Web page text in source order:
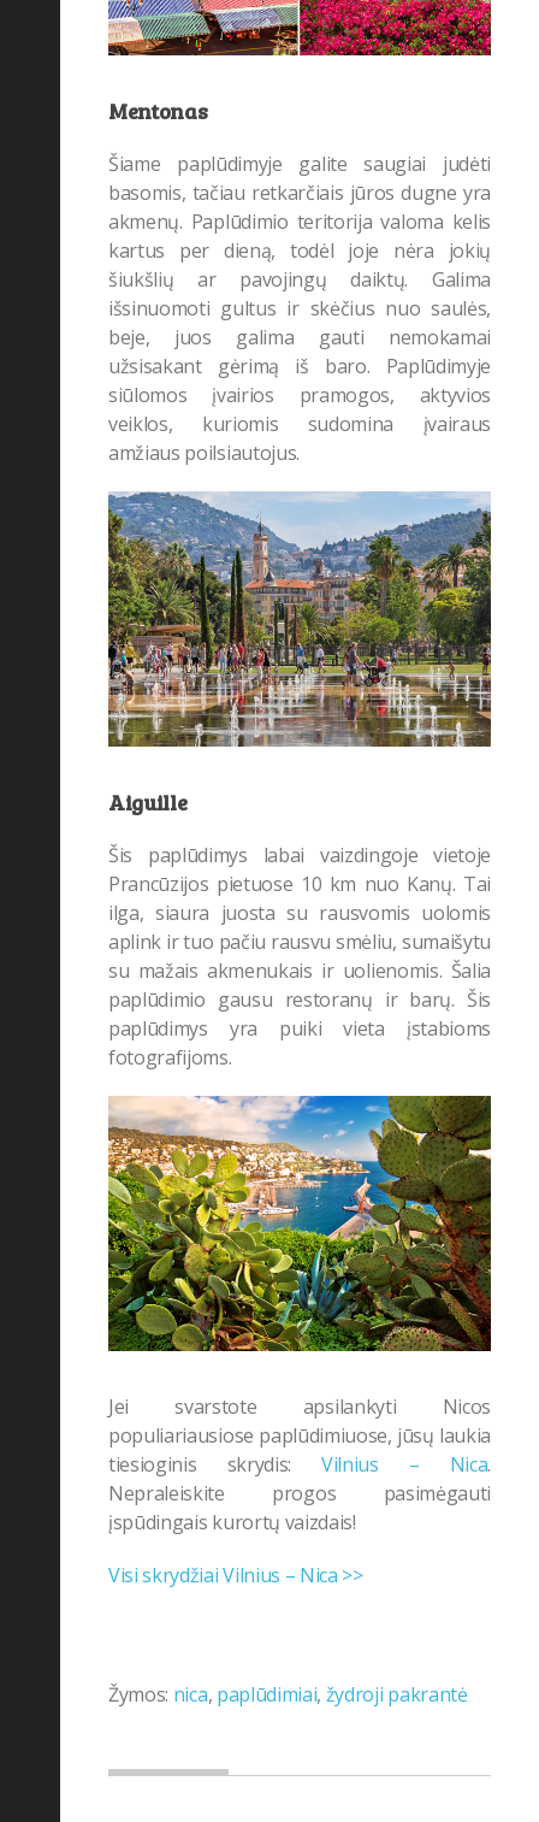
Mentonas
Šiame paplūdimyje galite saugiai judėti
basomis, tačiau retkarčiais jūros dugne yra
akmenų. Paplūdimio teritorija valoma kelis
kartus per dieną, todėl joje nėra jokių
šiukšlių ar pavojingų daiktų. Galima
išsinuomoti gultus ir skėčius nuo saulės,
beje, juos galima gauti nemokamai
užsisakant gėrimą iš baro. Paplūdimyje
siūlomos įvairios pramogos, aktyvios
veiklos, kuriomis sudomina įvairaus
amžiaus poilsiautojus.
Aiguille
Šis paplūdimys labai vaizdingoje vietoje
Prancūzijos pietuose 10 km nuo Kanų. Tai
ilga, siaura juosta su rausvomis uolomis
aplink ir tuo pačiu rausvu smėliu, sumaišytu
su mažais akmenukais ir uolienomis. Šalia
paplūdimio gausu restoranų ir barų. Šis
paplūdimys yra puiki vieta įstabioms
fotografijoms.
Jei svarstote apsilankyti Nicos
populiariausiose paplūdimiuose, jūsų laukia
tiesioginis skrydis:Vilnius – Nica.
Nepraleiskite progos pasimėgauti
įspūdingais kurortų vaizdais!
Visi skrydžiai Vilnius – Nica >>
Žymos: nica, paplūdimiai, žydroji pakrantė